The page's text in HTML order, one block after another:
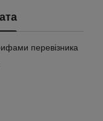
перевізника